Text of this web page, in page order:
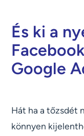
És ki a
Google
Hát ha a tőzsdét
könnyen